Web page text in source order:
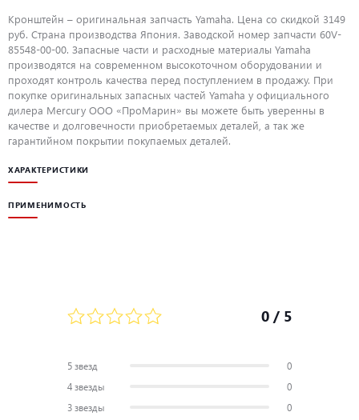
Кронштейн – оригинальная запчасть Yamaha. Цена со скидкой 3149
руб. Страна производства Япония. Заводской номер запчасти 60V-
85548-00-00. Запасные части и расходные материалы Yamaha
производятся на современном высокоточном оборудовании и
проходят контроль качества перед поступлением в продажу. При
покупке оригинальных запасных частей Yamaha у официального
дилера Mercury ООО «ПроМарин» вы можете быть уверенны в
качестве и долговечности приобретаемых деталей, а так же
гарантийном покрытии покупаемых деталей.
ХАРАКТЕРИСТИКИ
ПРИМЕНИМОСТЬ
0 / 5
5 звезд
0
4 звезды
0
3 звезды
0